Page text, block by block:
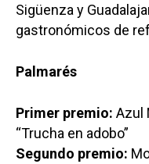
Sigüenza y
gastronómicos de
Palmarés
Primer premio: Azul
“Trucha en adobo”
Segundo premio: